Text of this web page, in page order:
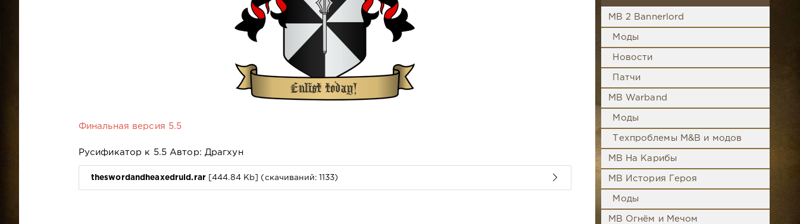
Финальная версия 5.5
Русификатор к 5.5 Автор: Драгхун
theswordandheaxedruid.rar[444.84 Kb] (cкачиваний: 1133)
MB 2 Bannerlord
Моды
Новости
Патчи
MB Warband
Моды
Техпроблемы M&B и модов
MB На Карибы
MB История Героя
Моды
MB Огнём и Мечом